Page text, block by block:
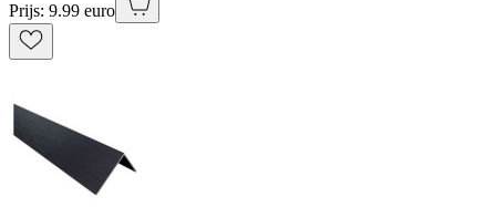
Prijs: 9.99 euro